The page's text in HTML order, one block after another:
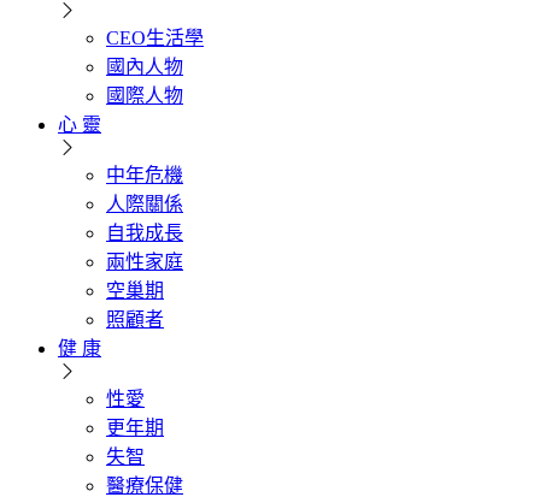
CEO生活學
國內人物
國際人物
心 靈
中年危機
人際關係
自我成長
兩性家庭
空巢期
照顧者
健 康
性愛
更年期
失智
醫療保健